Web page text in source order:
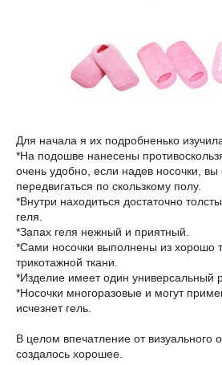
Для начала я их подробненько
*На подошве нанесены
очень удобно, если надев носочки, вы
передвигаться по скользкому полу.
*Внутри находиться достаточно
геля.
*Запах геля нежный и приятный.
*Сами носочки выполнены из хорошо
трикотажной ткани.
*Изделие имеет один универсальный
*Носочки многоразовые и могут
исчезнет гель.
В целом впечатление от визуального
создалось хорошее.